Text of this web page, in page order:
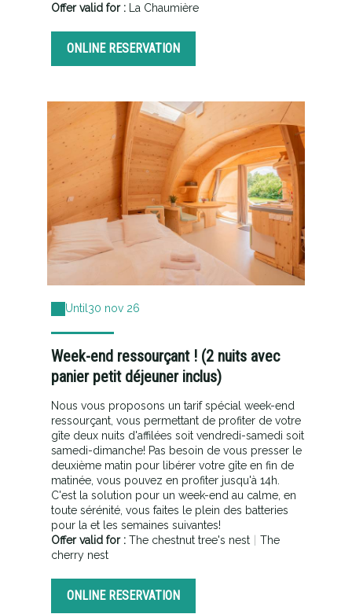
Offer valid for :
La Chaumière
ONLINE RESERVATION
Until 30 nov 26
Week-end ressourçant ! (2 nuits avec
panier petit déjeuner inclus)
Nous vous proposons un tarif spécial week-end
ressourçant, vous permettant de profiter de votre
gîte deux nuits d'affilées soit vendredi-samedi soit
samedi-dimanche! Pas besoin de vous presser le
deuxième matin pour libérer votre gîte en fin de
matinée, vous pouvez en profiter jusqu'à 14h.
C'est la solution pour un week-end au calme, en
toute sérénité, vous faites le plein des batteries
pour la et les semaines suivantes!
Offer valid for : The chestnut tree's nest | The
cherry nest
ONLINE RESERVATION